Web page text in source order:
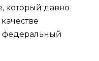
который давно
федеральный